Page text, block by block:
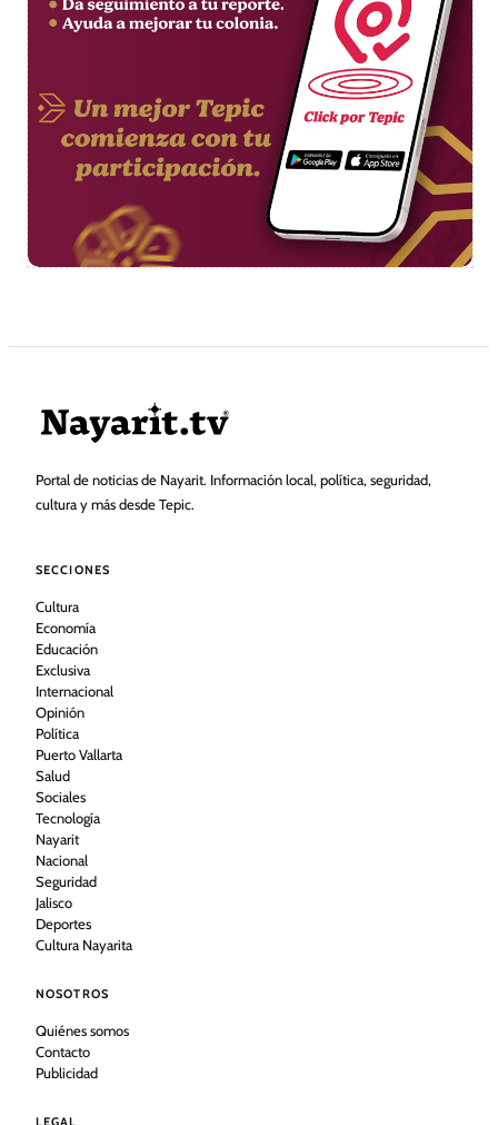
Portal de noticias de Nayarit. Información local, política, seguridad,
cultura y más desde Tepic.
SECCIONES
Cultura
Economía
Educación
Exclusiva
Internacional
Opinión
Política
Puerto Vallarta
Salud
Sociales
Tecnología
Nayarit
Nacional
Seguridad
Jalisco
Deportes
Cultura Nayarita
NOSOTROS
Quiénes somos
Contacto
Publicidad
LEGAL